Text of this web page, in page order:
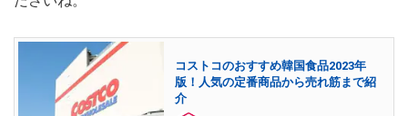
コストコのおすすめ韓国食品2023年
版！人気の定番商品から売れ筋まで紹
介